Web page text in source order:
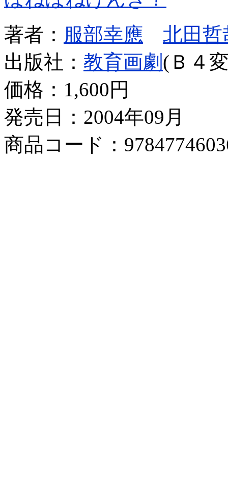
著者： 服部幸應
北田哲
出版社： 教育画劇 (Ｂ４
価格： 1,600円
発売日：2004年09月
商品コード：